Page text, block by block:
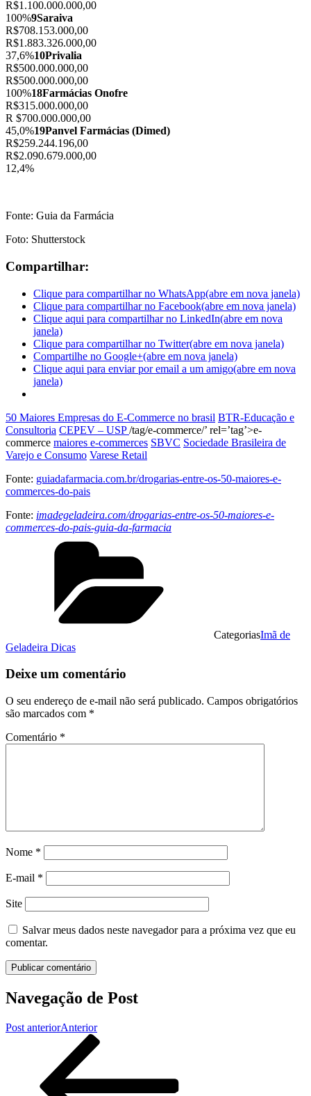
R$1.100.000.000,00
100%9Saraiva
R$708.153.000,00
R$1.883.326.000,00
37,6%10Privalia
R$500.000.000,00
R$500.000.000,00
100%18Farmácias Onofre
R$315.000.000,00
R $700.000.000,00
45,0%19Panvel Farmácias (Dimed)
R$259.244.196,00
R$2.090.679.000,00
12,4%
Fonte: Guia da Farmácia
Foto: Shutterstock
Compartilhar:
Clique para compartilhar no WhatsApp(abre em nova janela)
Clique para compartilhar no Facebook(abre em nova janela)
Clique aqui para compartilhar no LinkedIn(abre em nova
janela)
Clique para compartilhar no Twitter(abre em nova janela)
Compartilhe no Google+(abre em nova janela)
Clique aqui para enviar por email a um amigo(abre em nova
janela)
50 Maiores Empresas do E-Commerce no brasil BTR-Educação e
Consultoria CEPEV – USP/tag/e-commerce/’ rel=’tag’>e-
commerce maiores e-commerces SBVC Sociedade Brasileira de
Varejo e Consumo Varese Retail
Fonte: guiadafarmacia.com.br/drogarias-entre-os-50-maiores-e-
commerces-do-pais
Fonte: imadegeladeira.com/drogarias-entre-os-50-maiores-e-
commerces-do-pais-guia-da-farmacia
CategoriasImã de
Geladeira Dicas
Deixe um comentário
O seu endereço de e-mail não será publicado. Campos obrigatórios
são marcados com *
Comentário *
Nome *
E-mail *
Site
Salvar meus dados neste navegador para a próxima vez que eu
comentar.
Navegação de Post
Post anteriorAnterior